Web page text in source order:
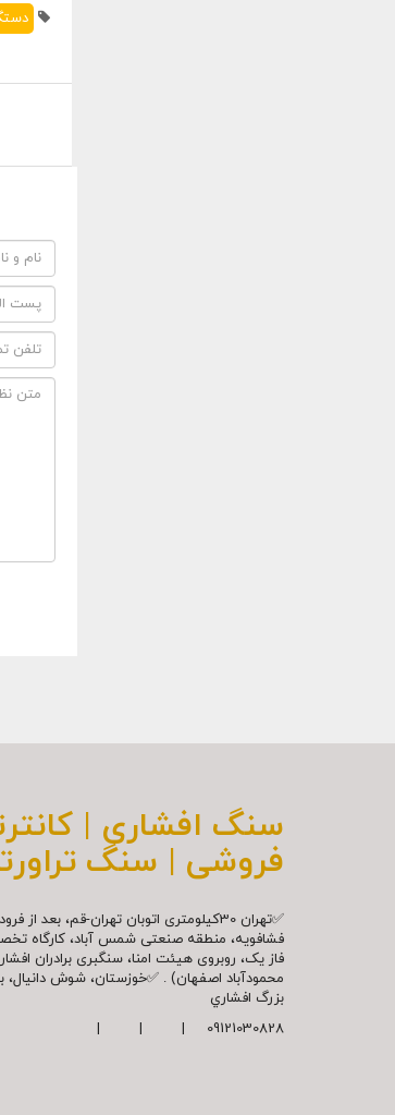
سنگ افشاری |
فروشی | سنگ
✅تهران 30کیلومتری اتوبان تهران-قم،
فشافویه، منطقه صنعتی شمس آباد، کارگاه
فاز یک، روبروی هیئت امنا، سنگبری برادران
محمودآباد اصفهان) . ✅خوزستان، شوش
بزرگ افشاري
09121030828 | | |